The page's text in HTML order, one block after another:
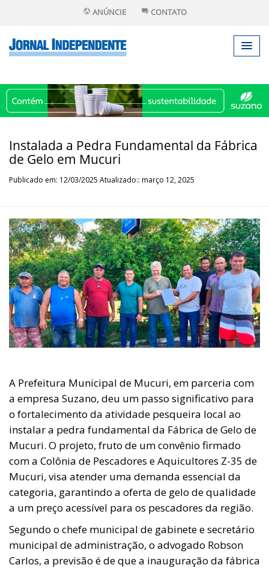
ANÚNCIE CONTATO
Instalada a Pedra Fundamental da Fábrica
de Gelo em Mucuri
Publicado em: 12/03/2025 Atualizado:: março 12, 2025
A Prefeitura Municipal de Mucuri, em parceria com
a empresa Suzano, deu um passo significativo para
o fortalecimento da atividade pesqueira local ao
instalar a pedra fundamental da Fábrica de Gelo de
Mucuri. O projeto, fruto de um convênio firmado
com a Colônia de Pescadores e Aquicultores Z-35 de
Mucuri, visa atender uma demanda essencial da
categoria, garantindo a oferta de gelo de qualidade
a um preço acessível para os pescadores da região.
Segundo o chefe municipal de gabinete e secretário
municipal de administração, o advogado Robson
Carlos, a previsão é de que a inauguração da fábrica